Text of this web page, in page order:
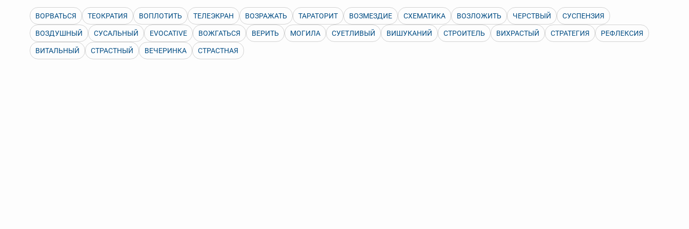
Порядок словарей можно изменять, перетаскивая словарь вверх или вниз за прямоугольник слева от названия словаря. Также можно выключать ненужные словари.
ВОРВАТЬСЯ ТЕОКРАТИЯ ВОПЛОТИТЬ ТЕЛЕЭКРАН ВОЗРАЖАТЬ ТАРАТОРИТ ВОЗМЕЗДИЕ СХЕМАТИКА ВОЗЛОЖИТЬ ЧЕРСТВЫЙ СУСПЕНЗИЯ
ВОЗДУШНЫЙ СУСАЛЬНЫЙ EVOCATIVE ВОЖГАТЬСЯ ВЕРИТЬ МОГИЛА СУЕТЛИВЫЙ ВИШУКАНИЙ СТРОИТЕЛЬ ВИХРАСТЫЙ СТРАТЕГИЯ РЕФЛЕКСИЯ
ВИТАЛЬНЫЙ СТРАСТНЫЙ ВЕЧЕРИНКА СТРАСТНАЯ